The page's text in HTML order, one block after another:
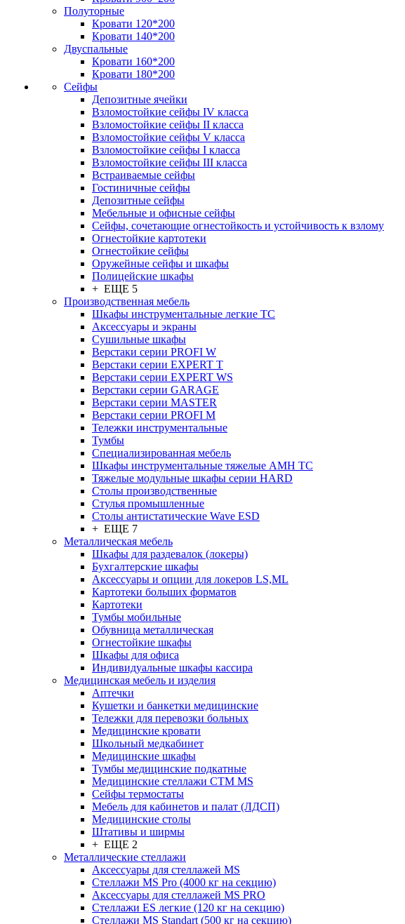
Полуторные
Кровати 120*200
Кровати 140*200
Двуспальные
Кровати 160*200
Кровати 180*200
Сейфы
Депозитные ячейки
Взломостойкие сейфы IV класса
Взломостойкие сейфы II класса
Взломостойкие сейфы V класса
Взломостойкие сейфы I класса
Взломостойкие сейфы III класса
Встраиваемые сейфы
Гостиничные сейфы
Депозитные сейфы
Мебельные и офисные сейфы
Сейфы, сочетающие огнестойкость и устойчивость к взлому
Огнестойкие картотеки
Огнестойкие сейфы
Оружейные сейфы и шкафы
Полицейские шкафы
+ ЕЩЕ 5
Производственная мебель
Шкафы инструментальные легкие ТС
Аксессуары и экраны
Cушильные шкафы
Верстаки серии PROFI W
Верстаки серии EXPERT T
Верстаки серии EXPERT WS
Верстаки серии GARAGE
Верстаки серии MASTER
Верстаки серии PROFI M
Тележки инструментальные
Тумбы
Cпециализированная мебель
Шкафы инструментальные тяжелые AMH TC
Тяжелые модульные шкафы серии HARD
Столы производственные
Стулья промышленные
Столы антистатические Wave ESD
+ ЕЩЕ 7
Металлическая мебель
Шкафы для раздевалок (локеры)
Бухгалтерские шкафы
Аксессуары и опции для локеров LS,ML
Картотеки больших форматов
Картотеки
Тумбы мобильные
Обувница металлическая
Огнестойкие шкафы
Шкафы для офиса
Индивидуальные шкафы кассира
Медицинская мебель и изделия
Аптечки
Кушетки и банкетки медицинские
Тележки для перевозки больных
Медицинские кровати
Школьный медкабинет
Медицинские шкафы
Тумбы медицинские подкатные
Медицинские стеллажи CTM MS
Сейфы термостаты
Мебель для кабинетов и палат (ЛДСП)
Медицинские столы
Штативы и ширмы
+ ЕЩЕ 2
Металлические стеллажи
Аксессуары для стеллажей MS
Стеллажи MS Pro (4000 кг на секцию)
Аксессуары для стеллажей MS PRO
Стеллажи ES легкие (120 кг на секцию)
Стеллажи MS Standart (500 кг на секцию)